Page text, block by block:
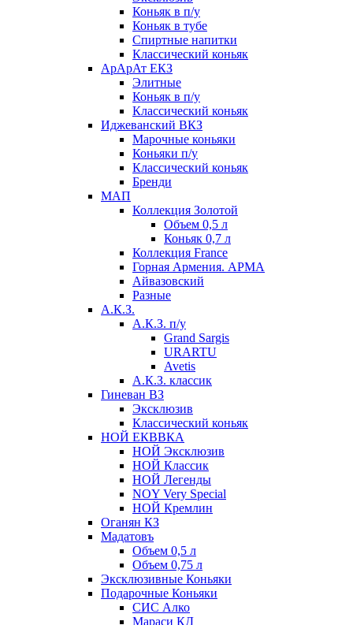
Коньяк в п/у
Коньяк в тубе
Спиртные напитки
Классический коньяк
АрАрАт ЕКЗ
Элитные
Коньяк в п/у
Классический коньяк
Иджеванский ВКЗ
Марочные коньяки
Коньяки п/у
Классический коньяк
Бренди
МАП
Коллекция Золотой
Объем 0,5 л
Коньяк 0,7 л
Коллекция France
Горная Армения. АРМА
Айвазовский
Разные
А.К.З.
А.К.З. п/у
Grand Sargis
URARTU
Avetis
А.К.З. классик
Гиневан ВЗ
Эксклюзив
Классический коньяк
НОЙ ЕКВВКА
НОЙ Эксклюзив
НОЙ Классик
НОЙ Легенды
NOY Very Speсial
НОЙ Кремлин
Оганян КЗ
Мадатовъ
Объем 0,5 л
Объем 0,75 л
Эксклюзивные Коньяки
Подарочные Коньяки
СИС Алко
Мараси КД